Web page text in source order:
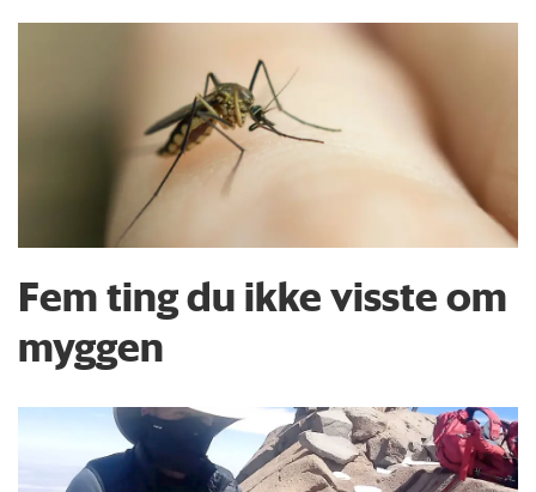
Fem ting du ikke visste om
myggen